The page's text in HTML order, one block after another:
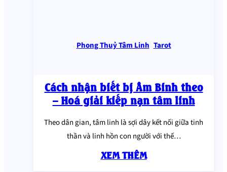
Phong Thuỷ Tâm Linh Tarot
Cách nhận biết bị Âm Binh theo
– Hoá giải kiếp nạn tâm linh
Theo dân gian, tâm linh là sợi dây kết nối giữa tinh
thần và linh hồn con người với thế…
XEM THÊM